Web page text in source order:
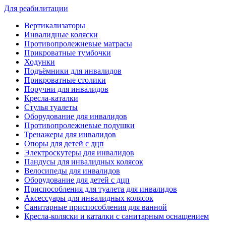
Для реабилитации
Вертикализаторы
Инвалидные коляски
Противопролежневые матрасы
Прикроватные тумбочки
Ходунки
Подъёмники для инвалидов
Прикроватные столики
Поручни для инвалидов
Кресла-каталки
Стулья туалеты
Оборудование для инвалидов
Противопролежневые подушки
Тренажеры для инвалидов
Опоры для детей с дцп
Электроскутеры для инвалидов
Пандусы для инвалидных колясок
Велосипеды для инвалидов
Оборудование для детей с дцп
Приспособления для туалета для инвалидов
Аксессуары для инвалидных колясок
Санитарные приспособления для ванной
Кресла-коляски и каталки с санитарным оснащением